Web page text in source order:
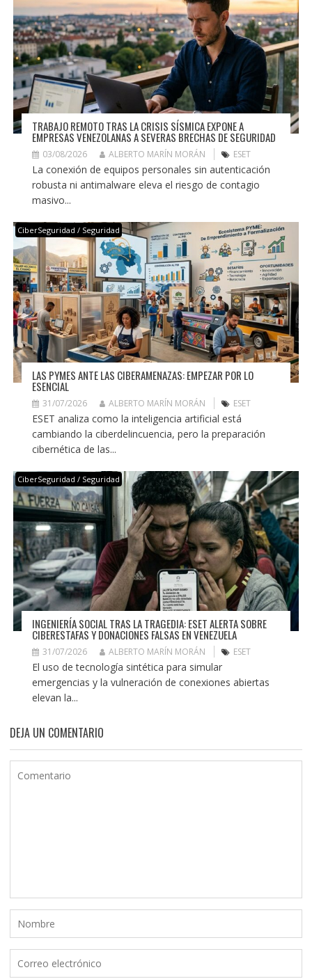
TRABAJO REMOTO TRAS LA CRISIS SÍSMICA EXPONE A
EMPRESAS VENEZOLANAS A SEVERAS BRECHAS DE SEGURIDAD
03/08/2026 ALBERTO MARÍN MORÁN ESET
La conexión de equipos personales sin autenticación
robusta ni antimalware eleva el riesgo de contagio
masivo...
CiberSeguridad / Seguridad
LAS PYMES ANTE LAS CIBERAMENAZAS: EMPEZAR POR LO
ESENCIAL
31/07/2026 ALBERTO MARÍN MORÁN ESET
ESET analiza como la inteligencia artificial está
cambiando la ciberdelincuencia, pero la preparación
cibernética de las...
CiberSeguridad / Seguridad
INGENIERÍA SOCIAL TRAS LA TRAGEDIA: ESET ALERTA SOBRE
CIBERESTAFAS Y DONACIONES FALSAS EN VENEZUELA
31/07/2026 ALBERTO MARÍN MORÁN ESET
El uso de tecnología sintética para simular
emergencias y la vulneración de conexiones abiertas
elevan la...
DEJA UN COMENTARIO